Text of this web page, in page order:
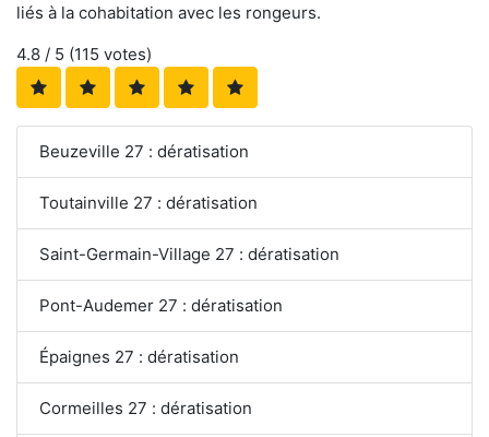
liés à la cohabitation avec les rongeurs.
4.8 / 5 (115 votes)
Beuzeville 27 : dératisation
Toutainville 27 : dératisation
Saint-Germain-Village 27 : dératisation
Pont-Audemer 27 : dératisation
Épaignes 27 : dératisation
Cormeilles 27 : dératisation